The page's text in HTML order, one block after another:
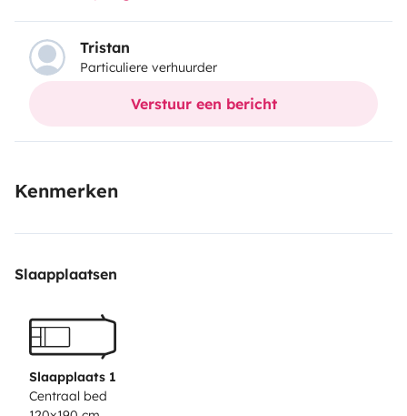
deserte cuisine douche solaire avec cabine animaux
non acceptésTristan
Particuliere verhuurder
Verstuur een bericht
Kenmerken
Slaapplaatsen
Slaapplaats 1
Centraal bed